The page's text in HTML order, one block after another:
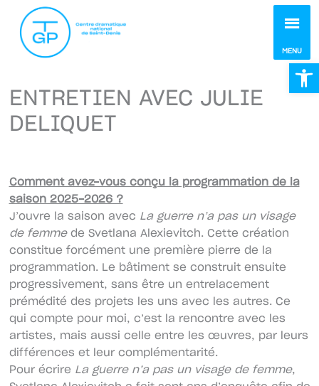
MENU
ENTRETIEN AVEC JULIE
DELIQUET
Comment avez-vous conçu la programmation de la
saison 2025-2026 ?
J’ouvre la saison avec La guerre n’a pas un visage
de femmede Svetlana Alexievitch. Cette création
constitue forcément une première pierre de la
programmation. Le bâtiment se construit ensuite
progressivement, sans être un entrelacement
prémédité des projets les uns avec les autres. Ce
qui compte pour moi, c’est la rencontre avec les
artistes, mais aussi celle entre les œuvres, par leurs
différences et leur complémentarité.
Pour écrire La guerre n’a pas un visage de femme,